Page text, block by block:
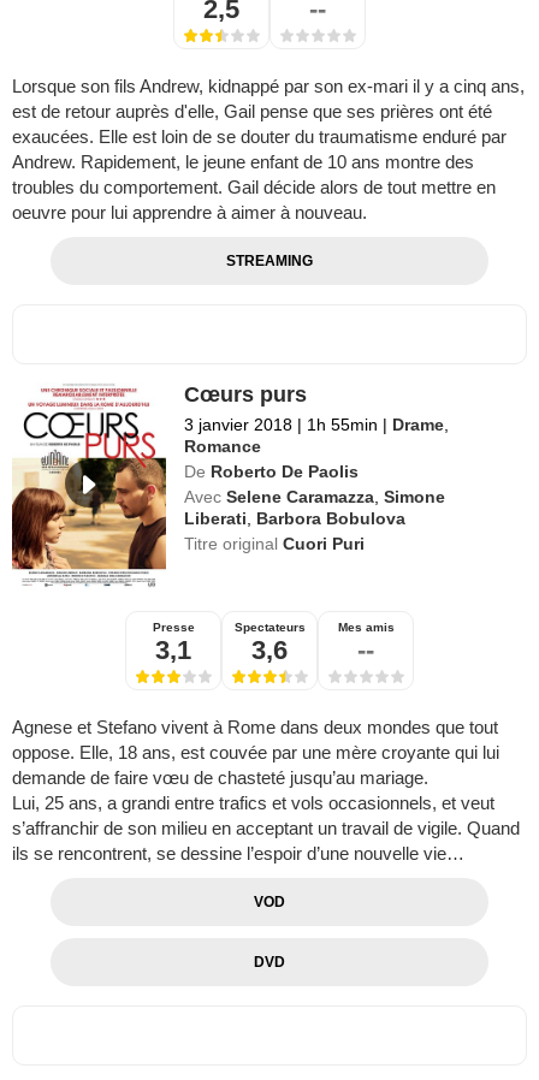
2,5 --
Lorsque son fils Andrew, kidnappé par son ex-mari il y a cinq ans,
est de retour auprès d'elle, Gail pense que ses prières ont été
exaucées. Elle est loin de se douter du traumatisme enduré par
Andrew. Rapidement, le jeune enfant de 10 ans montre des
troubles du comportement. Gail décide alors de tout mettre en
oeuvre pour lui apprendre à aimer à nouveau.
STREAMING
Cœurs purs
3 janvier 2018 | 1h 55min | Drame,
Romance
De Roberto De Paolis
Avec Selene Caramazza,Simone
Liberati, Barbora Bobulova
Titre originalCuori Puri
Presse
3,1
Spectateurs
3,6
Mes amis
--
Agnese et Stefano vivent à Rome dans deux mondes que tout
oppose. Elle, 18 ans, est couvée par une mère croyante qui lui
demande de faire vœu de chasteté jusqu’au mariage.
Lui, 25 ans, a grandi entre trafics et vols occasionnels, et veut
s’affranchir de son milieu en acceptant un travail de vigile. Quand
ils se rencontrent, se dessine l’espoir d’une nouvelle vie…
VOD
DVD